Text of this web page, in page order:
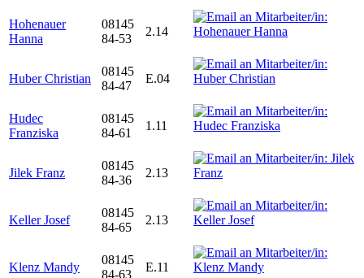
Hohenauer
Hanna
08145
84-53
2.14
Huber Christian
08145
84-47
E.04
Hudec
Franziska
08145
84-61
1.11
Jilek Franz
08145
84-36
2.13
Keller Josef
08145
84-65
2.13
Klenz Mandy
08145
84-63
E.11